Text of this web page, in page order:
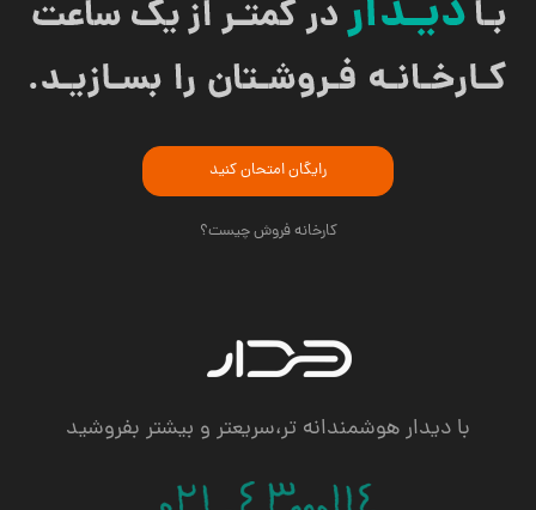
رایگان امتحان کنید
کارخانه فروش چیست؟
با دیدار هوشمندانه تر،سریعتر و بیشتر بفروشید